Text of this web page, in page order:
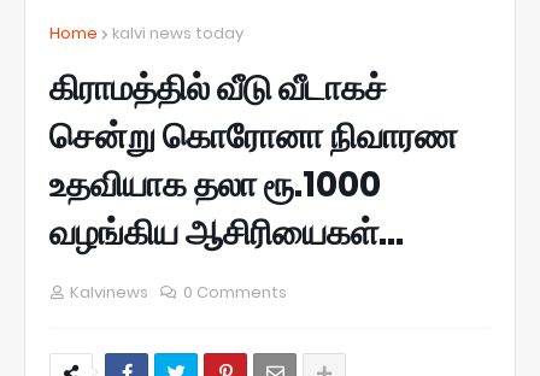
Home kalvi news today
கிராமத்தில் வீடு வீடாகச்
சென்று கொரோனா நிவாரண
உதவியாக தலா ரூ.1000
வழங்கிய ஆசிரியைகள்...
Kalvinews 0 Comments